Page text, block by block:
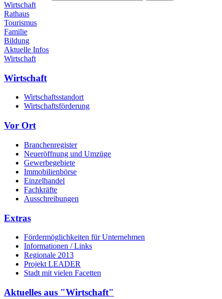
Wirtschaft
Rathaus
Tourismus
Familie
Bildung
Aktuelle Infos
Wirtschaft
Wirtschaft
Wirtschaftsstandort
Wirtschaftsförderung
Vor Ort
Branchenregister
Neueröffnung und Umzüge
Gewerbegebiete
Immobilienbörse
Einzelhandel
Fachkräfte
Ausschreibungen
Extras
Fördermöglichkeiten für Unternehmen
Informationen / Links
Regionale 2013
Projekt LEADER
Stadt mit vielen Facetten
Aktuelles aus "Wirtschaft"